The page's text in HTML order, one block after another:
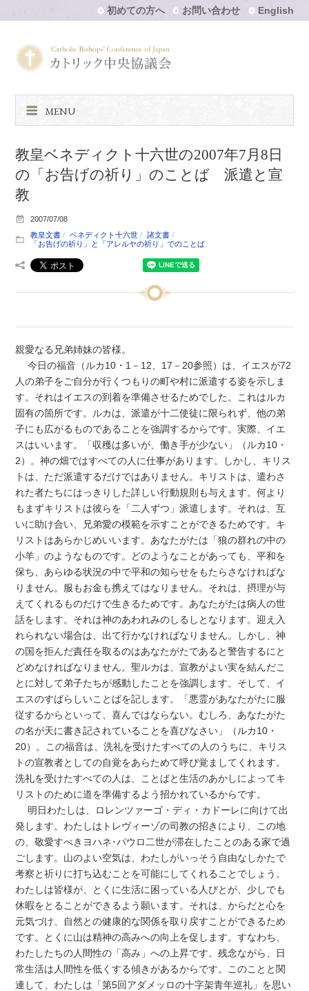
初めての方へ お問い合わせ English
MENU
教皇ベネディクト十六世の2007年7月8日
の「お告げの祈り」のことば 派遣と宣
教
2007/07/08
教皇文書
ベネディクト十六世
諸文書
「お告げの祈り」と「アレルヤの祈り」でのことば
親愛なる兄弟姉妹の皆様。
今日の福音（ルカ10・1－12、17－20参照）は、イエスが72
人の弟子をご自分が行くつもりの町や村に派遣する姿を示しま
す。それはイエスの到着を準備させるためでした。これはルカ
固有の箇所です。ルカは、派遣が十二使徒に限られず、他の弟
子にも広がるものであることを強調するからです。実際、イエ
スはいいます。「収穫は多いが、働き手が少ない」（ルカ10・
2）。神の畑ではすべての人に仕事があります。しかし、キリス
トは、ただ派遣するだけではありません。キリストは、遣わさ
れた者たちにはっきりした詳しい行動規則も与えます。何より
もまずキリストは彼らを「二人ずつ」派遣します。それは、互
いに助け合い、兄弟愛の模範を示すことができるためです。キ
リストはあらかじめいいます。あなたがたは「狼の群れの中の
小羊」のようなものです。どのようなことがあっても、平和を
保ち、あらゆる状況の中で平和の知らせをもたらさなければな
りません。服もお金も携えてはなりません。それは、摂理が与
えてくれるものだけで生きるためです。あなたがたは病人の世
話をします。それは神のあわれみのしるしとなります。迎え入
れられない場合は、出て行かなければなりません。しかし、神
の国を拒んだ責任を取るのはあなたがたであると警告するにと
どめなければなりません。聖ルカは、宣教がよい実を結んだこ
とに対して弟子たちが感動したことを強調します。そして、イ
エスのすばらしいことばを記します。「悪霊があなたがたに服
従するからといって、喜んではならない。むしろ、あなたがた
の名が天に書き記されていることを喜びなさい」（ルカ10・
20）。この福音は、洗礼を受けたすべての人のうちに、キリス
トの宣教者としての自覚をあらためて呼び覚ましてくれます。
洗礼を受けたすべての人は、ことばと生活のあかしによってキ
リストのために道を準備するよう招かれているからです。
明日わたしは、ロレンツァーゴ・ディ・カドーレに向けて出
発します。わたしはトレヴィーゾの司教の招きにより、この地
の、敬愛すべきヨハネ･パウロ二世が滞在したことのある家で過
ごします。山のよい空気は、わたしがいっそう自由なしかたで
考察と祈りに打ち込むことを可能にしてくれることでしょう。
わたしは皆様が、とくに生活に困っている人びとが、少しでも
休暇をとることができるよう願います。それは、からだと心を
元気づけ、自然との健康的な関係を取り戻すことができるため
です。とくに山は精神の高みへの向上を促します。すなわち、
わたしたちの人間性の「高み」への上昇です。残念ながら、日
常生活は人間性を低くする傾きがあるからです。このことと関
連して、わたしは「第5回アダメッロの十字架青年巡礼」を思い